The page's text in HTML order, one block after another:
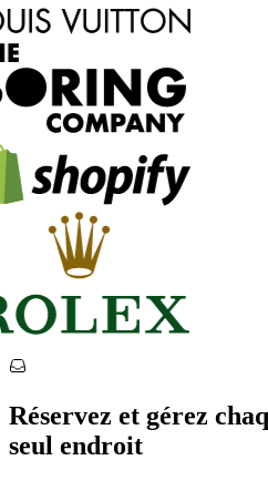
Réservez et gérez
seul endroit